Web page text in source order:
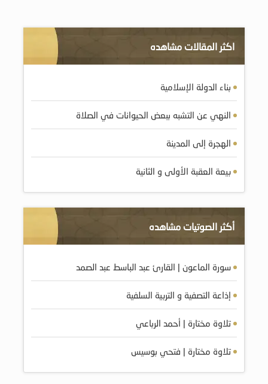
اكثر المقالات مشاهده
بناء الدولة الإسلامية
النهي عن التشبه ببعض الحيوانات في الصلاة
الهجرة إلى المدينة
بيعة العقبة الأولى و الثانية
أكثر الصوتيات مشاهده
سورة الماعون | القارئ عبد الباسط عبد الصمد
إذاعة التصفية و التربية السلفية
تلاوة مختارة | أحمد الرباعي
تلاوة مختارة | فتحي بوسيس